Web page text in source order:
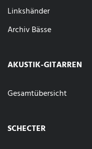
Linkshänder
Archiv Bässe
AKUSTIK-GITARREN
Gesamtübersicht
SCHECTER